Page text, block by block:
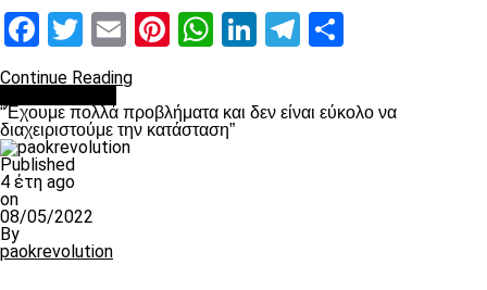
Facebook
Twitter
EmailPinterest
WhatsApp
LinkedIn
Telegram
Continue Reading
“Έχουμε πολλά προβλήματα και δεν είναι εύκολο να
διαχειριστούμε την κατάσταση”
Published
4 έτη ago
on
08/05/2022
By
paokrevolution